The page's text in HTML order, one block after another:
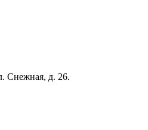
Снежная, д. 26.